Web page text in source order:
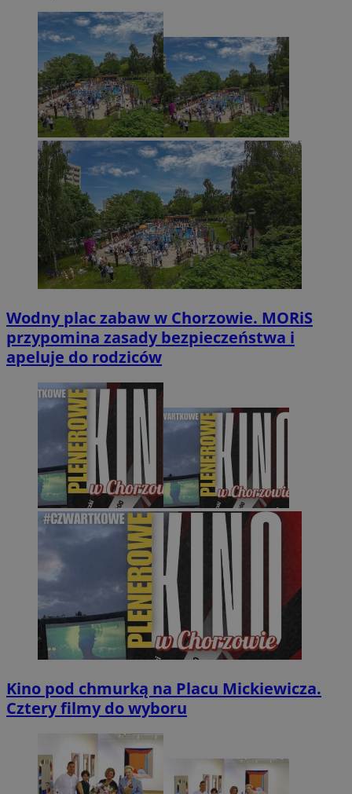
Wodny plac zabaw w Chorzowie. MORiS
przypomina zasady bezpieczeństwa i
apeluje do rodziców
Kino pod chmurką na Placu Mickiewicza.
Cztery filmy do wyboru